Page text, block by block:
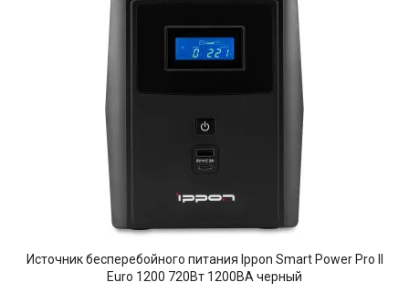
Источник бесперебойного питания Ippon Smart Power Pro II
Euro 1200 720Вт 1200ВА черный